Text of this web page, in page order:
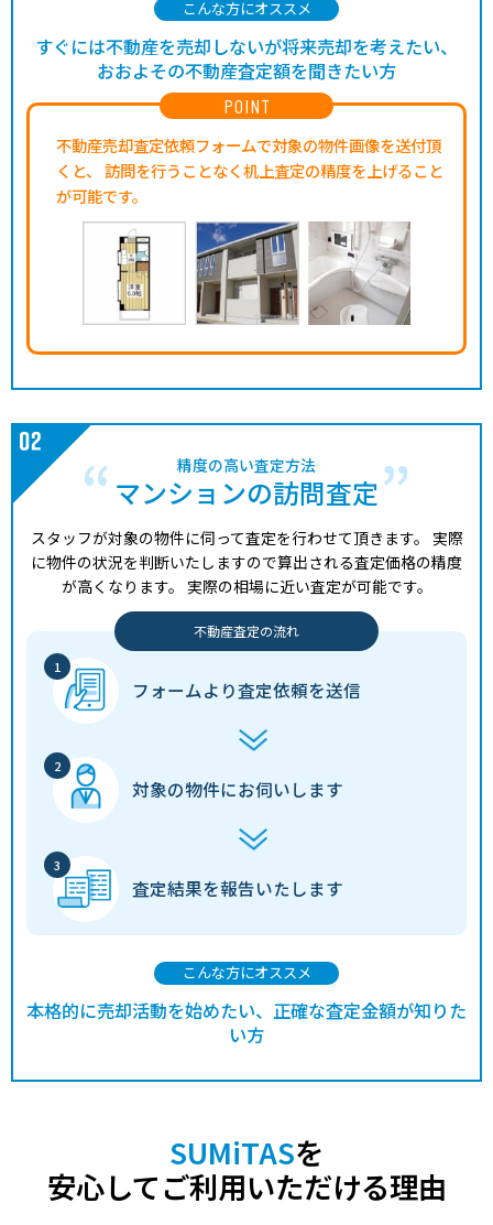
POINT
不動産売却査定依頼フォームで対象の物件画像を送付頂
くと、
訪問を行うことなく机上査定の精度を上げること
が可能です。
こんな方にオススメ
すぐには不動産を売却しないが将来売却を考えたい、
おおよその不動産査定額を聞きたい方
精度の高い査定方法
マンションの訪問査定
スタッフが対象の物件に伺って査定を行わせて頂きます。 実際
に物件の状況を判断いたしますので算出される査定価格の精度
が高くなります。 実際の相場に近い査定が可能です。
不動産査定の流れ
フォームより査定依頼を送信
対象の物件にお伺いします
査定結果を報告いたします
こんな方にオススメ
本格的に売却活動を始めたい、正確な査定金額が知りた
い方
SUMiTASを
安心してご利用いただける理由